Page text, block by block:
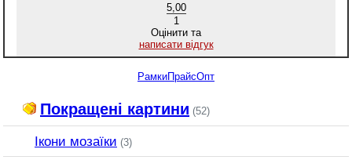
5,00
1
Оцінити та
написати відгук
РамкиПрайсОпт
Покращені картини (52)
Ікони мозаїки (3)